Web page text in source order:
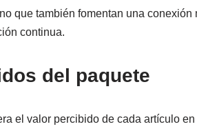
que también fomentan una conexión
continua.
del paquete
el valor percibido de cada artículo en